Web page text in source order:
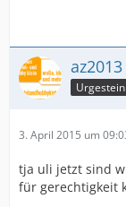
az2013
Urgestein
3. April 2015 um
tja uli jetzt sind
für gerechtigkeit